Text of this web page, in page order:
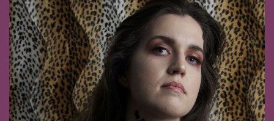
GRAPHISME & COMMUNICATION VISUELLE
STYLISME & MODÉLISME
DESIGN INDUSTRIEL & MOBILIER